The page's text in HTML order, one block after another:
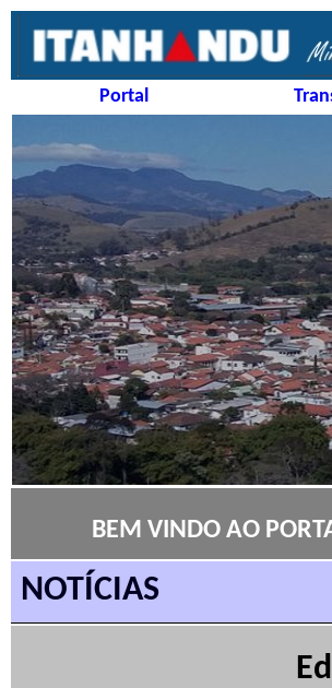
Portal
BEM VINDO AO
NOTÍCIAS